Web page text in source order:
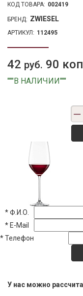
КОД ТОВАРА: 002419
БРЕНД: ZWIESEL
АРТИКУЛ: 112495
42 руб. 90
"""В НАЛИЧИИ"""
*Ф.И.О.
* E-Mail
*Телефон
У нас можно